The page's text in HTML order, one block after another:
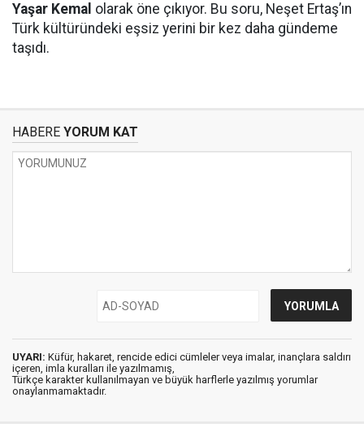
Yaşar Kemal olarak öne çıkıyor. Bu soru, Neşet Ertaş’ın
Türk kültüründeki eşsiz yerini bir kez daha gündeme
taşıdı.
HABERE YORUM KAT
UYARI: Küfür, hakaret, rencide edici cümleler veya imalar, inançlara saldırı
içeren, imla kuralları ile yazılmamış,
Türkçe karakter kullanılmayan ve büyük harflerle yazılmış yorumlar
onaylanmamaktadır.